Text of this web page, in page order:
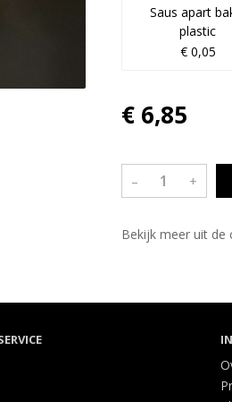
Saus apart
plastic
€ 0,05
€ 6,85
– +
Bekijk meer uit de